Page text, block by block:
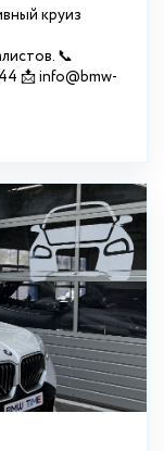
круиз
📞
📩 info@bmw-